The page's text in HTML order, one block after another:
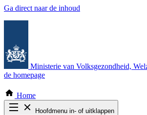
Ga direct naar de inhoud
Ministerie van Volksgezondheid,
de homepage
Home
Hoofdmenu in- of uitklappen